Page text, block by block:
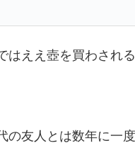
はええ壺を買わされ
の友人とは数年に一